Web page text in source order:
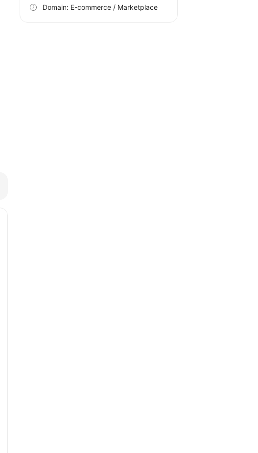
Domain: E-commerce / Marketplace